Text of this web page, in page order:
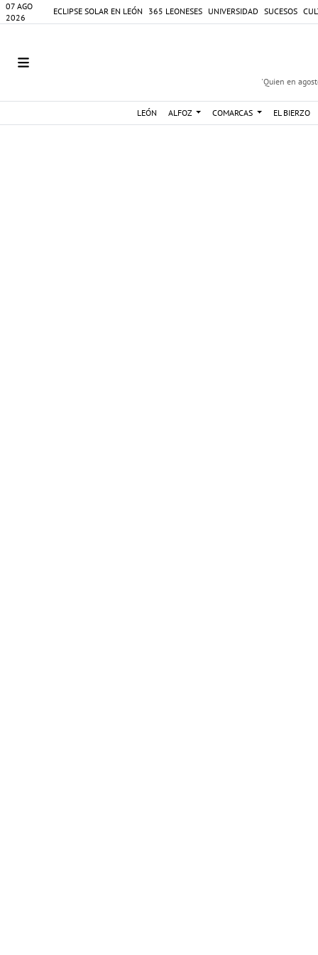
07 AGO
2026
ECLIPSE SOLAR EN LEÓN 365 LEONESES UNIVERSIDAD SUCESOS
'Quien en
LEÓN ALFOZ COMARCAS EL BIERZO